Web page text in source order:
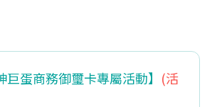
巨蛋商務御璽卡專屬活動】 (活